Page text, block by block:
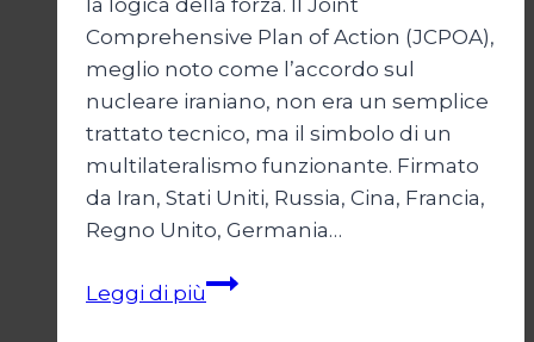
la logica della forza. Il Joint
Comprehensive Plan of Action (JCPOA),
meglio noto come l’accordo sul
nucleare iraniano, non era un semplice
trattato tecnico, ma il simbolo di un
multilateralismo funzionante. Firmato
da Iran, Stati Uniti, Russia, Cina, Francia,
Regno Unito, Germania…
Leggi di piùJCPOA,